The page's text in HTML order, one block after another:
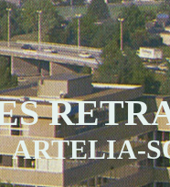
ARTELIA-